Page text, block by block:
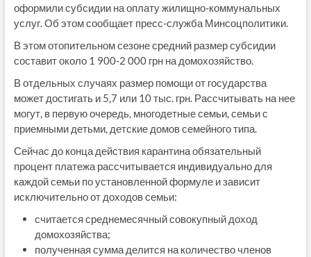
оформили субсидии на оплату жилищно-коммунальных
услуг. Об этом сообщает пресс-служба Минсоцполитики.
В этом отопительном сезоне средний размер субсидии
составит около 1 900-2 000 грн на домохозяйство.
В отдельных случаях размер помощи от государства
может достигать и 5,7 или 10 тыс. грн. Рассчитывать на нее
могут, в первую очередь, многодетные семьи, семьи с
приемными детьми, детские домов семейного типа.
Сейчас до конца действия карантина обязательный
процент платежа рассчитывается индивидуально для
каждой семьи по установленной формуле и зависит
исключительно от доходов семьи:
считается среднемесячный совокупный доход
домохозяйства;
полученная сумма делится на количество членов